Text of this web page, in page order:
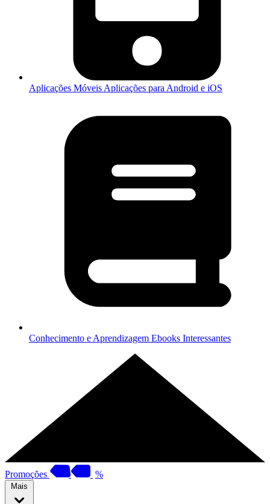
Aplicações Móveis Aplicações para Android e iOS
Conhecimento e Aprendizagem Ebooks Interessantes
Promoções %
Mais